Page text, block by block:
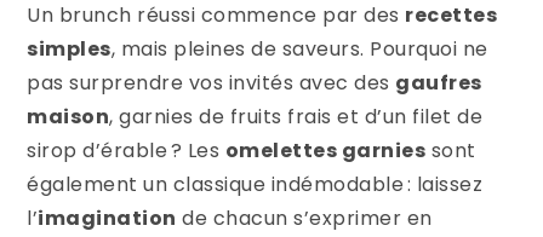
Un brunch réussi commence par des recettes
simples, mais pleines de saveurs. Pourquoi ne
pas surprendre vos invités avec des gaufres
maison, garnies de fruits frais et d’un filet de
sirop d’érable ? Les omelettes garnies sont
également un classique indémodable : laissez
l’imagination de chacun s’exprimer en